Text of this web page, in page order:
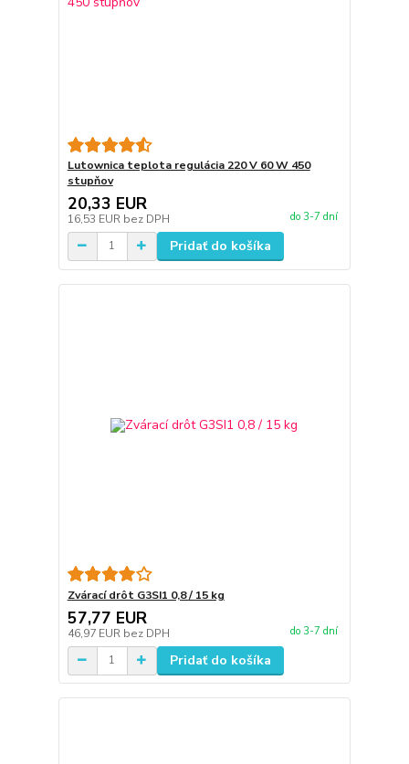
Lutownica teplota regulácia 220 V 60 W 450
stupňov
20,33 EUR
16,53 EUR bez DPH do 3-7 dní
Pridať do košíka
Zvárací drôt G3SI1 0,8 / 15 kg
57,77 EUR
46,97 EUR bez DPH do 3-7 dní
Pridať do košíka